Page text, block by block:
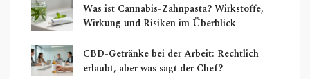
Was ist Cannabis-Zahnpasta? Wirkstoffe,
Wirkung und Risiken im Überblick
CBD-Getränke bei der Arbeit: Rechtlich
erlaubt, aber was sagt der Chef?